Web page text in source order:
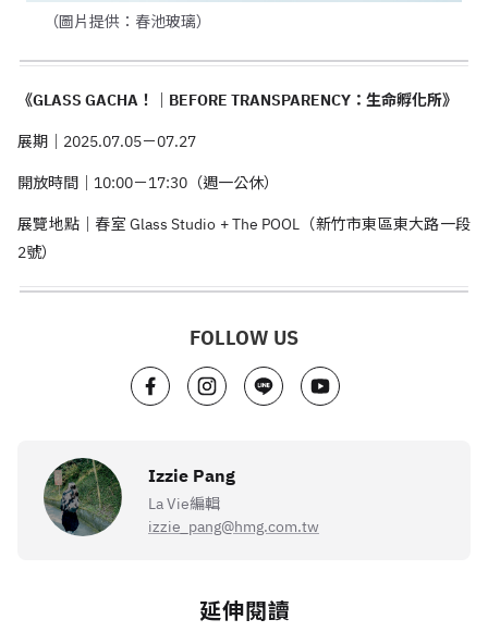
（圖片提供：春池玻璃）
《GLASS GACHA！｜BEFORE TRANSPARENCY：生命孵化所》
展期｜2025.07.05－07.27
開放時間｜10:00－17:30（週一公休）
展覽地點｜春室 Glass Studio + The POOL（新竹市東區東大路一段
2號）
FOLLOW US
Izzie Pang
La Vie編輯
izzie_pang@hmg.com.tw
延伸閱讀